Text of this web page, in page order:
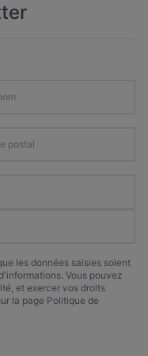
les données saisies soient
Vous pouvez
et exercer vos droits
la page Politique de